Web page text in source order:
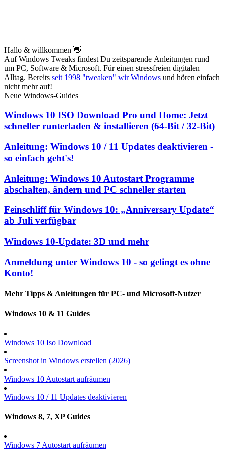
Hallo & willkommen 👋
Auf Windows Tweaks findest Du zeitsparende Anleitungen rund
um PC, Software & Microsoft. Für einen stressfreien digitalen
Alltag. Bereits seit 1998 "tweaken" wir Windows und hören einfach
nicht mehr auf!
Neue Windows-Guides
Windows 10 ISO Download Pro und Home: Jetzt
schneller runterladen & installieren (64-Bit / 32-Bit)
Anleitung: Windows 10 / 11 Updates deaktivieren -
so einfach geht's!
Anleitung: Windows 10 Autostart Programme
abschalten, ändern und PC schneller starten
Feinschliff für Windows 10: „Anniversary Update“
ab Juli verfügbar
Windows 10-Update: 3D und mehr
Anmeldung unter Windows 10 - so gelingt es ohne
Konto!
Mehr Tipps & Anleitungen für PC- und Microsoft-Nutzer
Windows 10 & 11 Guides
Windows 10 Iso Download
Screenshot in Windows erstellen (2026)
Windows 10 Autostart aufräumen
Windows 10 / 11 Updates deaktivieren
Windows 8, 7, XP Guides
Windows 7 Autostart aufräumen